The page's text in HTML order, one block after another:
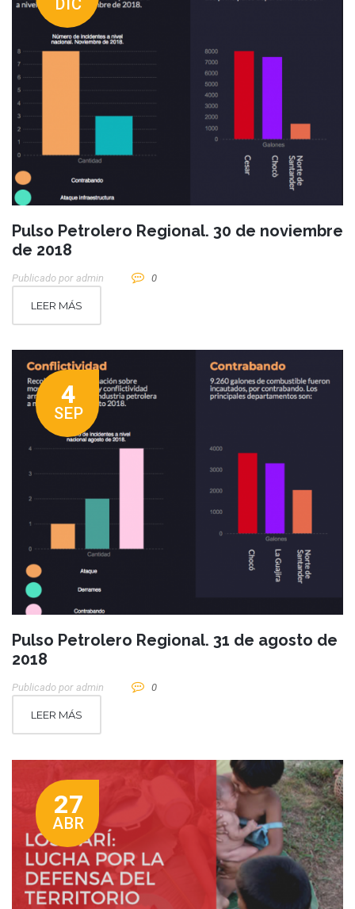
DIC
Pulso Petrolero Regional. 30 de noviembre
de 2018
Publicado por Admin 0
LEER MÁS
4
SEP
Pulso Petrolero Regional. 31 de agosto de
2018
Publicado por Admin 0
LEER MÁS
27
ABR